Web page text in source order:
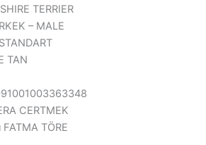
TERRIER
– MALE
TAN
CERTMEK
FATMA TÖRE